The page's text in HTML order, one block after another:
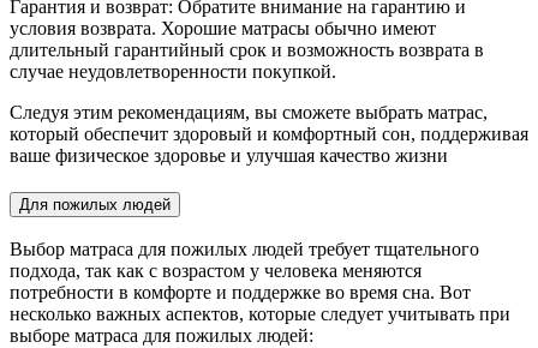
Гарантия и возврат: Обратите внимание на гарантию и
условия возврата. Хорошие матрасы обычно имеют
длительный гарантийный срок и возможность возврата в
случае неудовлетворенности покупкой.
Следуя этим рекомендациям, вы сможете выбрать матрас,
который обеспечит здоровый и комфортный сон, поддерживая
ваше физическое здоровье и улучшая качество жизни
Для пожилых людей
Выбор матраса для пожилых людей требует тщательного
подхода, так как с возрастом у человека меняются
потребности в комфорте и поддержке во время сна. Вот
несколько важных аспектов, которые следует учитывать при
выборе матраса для пожилых людей: